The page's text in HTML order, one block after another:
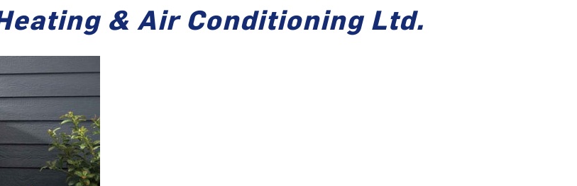
& Air Conditioning Ltd.